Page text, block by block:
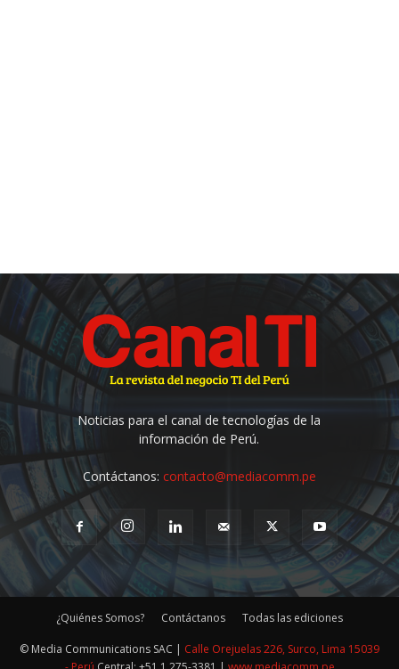
Noticias para el canal de tecnologías de la
información de Perú.
Contáctanos: contacto@mediacomm.pe
¿Quiénes Somos? Contáctanos Todas las ediciones
© Media Communications SAC | Calle Orejuelas 226, Surco, Lima 15039